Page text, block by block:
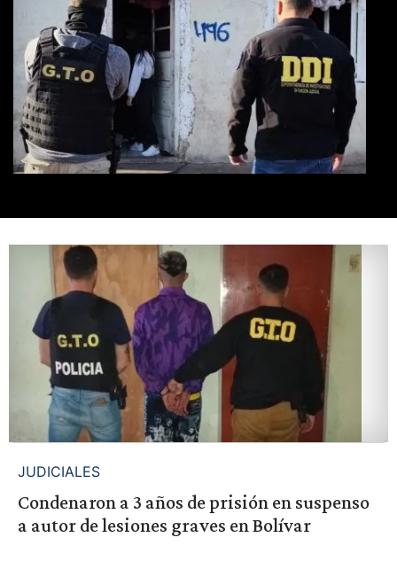
JUDICIALES
Condenaron a 3 años de prisión en suspenso
a autor de lesiones graves en Bolívar